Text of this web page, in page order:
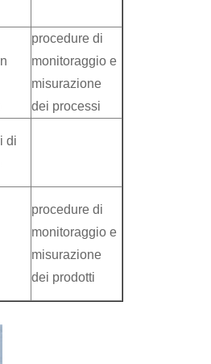
procedure di
monitoraggio e
misurazione
dei processi
di
procedure di
monitoraggio e
misurazione
dei prodotti